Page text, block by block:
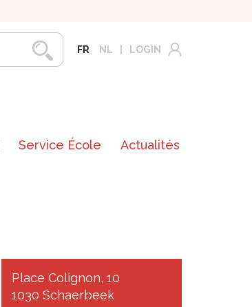
FR NL LOGIN
Service École Actualités
Place Colignon, 10
1030 Schaerbeek